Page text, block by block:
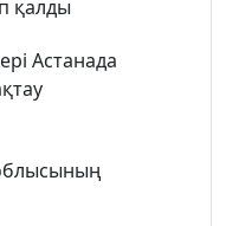
қалды
Астанада